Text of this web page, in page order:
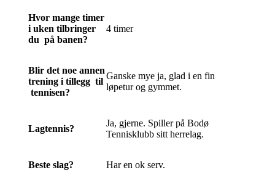
Hvor mange timer
i uken tilbringer
du på banen?
4 timer
Blir det noe annen
trening i tillegg til
tennisen?
Ganske mye ja, glad i en fin
løpetur og gymmet.
Lagtennis?
Ja, gjerne. Spiller på Bodø
Tennisklubb sitt herrelag.
Beste slag? Har en ok serv.